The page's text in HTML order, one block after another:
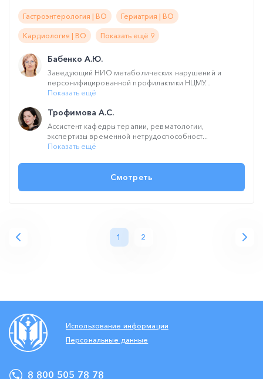
Гастроэнтерология | ВО Гериатрия | ВО
Кардиология | ВО Показать ещё 9
Бабенко А.Ю.
Заведующий НИО метаболических нарушений и
персонифицированной профилактики НЦМУ...
Показать ещё
Трофимова А.С.
Ассистент кафедры терапии, ревматологии,
экспертизы временной нетрудоспособност...
Показать ещё
Смотреть
1 2
Использование информации
Персональные данные
8 800 505 78 78